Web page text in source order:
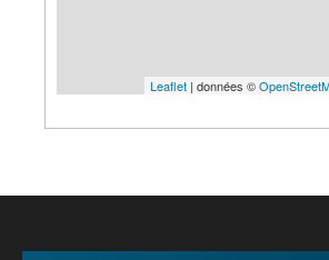
Leaflet | données ©